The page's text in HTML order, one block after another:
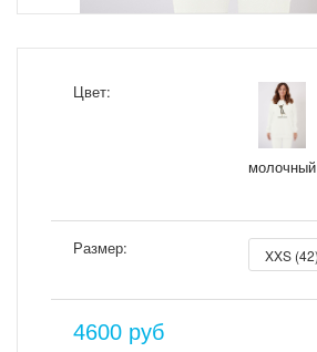
Цвет:
молочный
Размер:
4600 руб